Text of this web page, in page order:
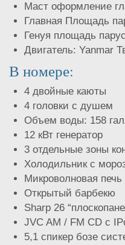
Маст оформление
Главная Площадь
Генуя площадь
Двигатель: Yanmar
В номере:
4 двойные каюты
4 головки с душем
Объем воды: 158
12 кВт генератор
3 отдельные зоны
Холодильник с
Микроволновая печь
Открытый барбекю
Sharp 26
JVC AM / FM CD с
5,1 спикер бозе